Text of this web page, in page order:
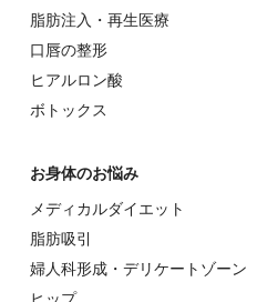
脂肪注入・再生医療
⼝唇の整形
ヒアルロン酸
ボトックス
お⾝体のお悩み
メディカルダイエット
脂肪吸引
婦⼈科形成・デリケートゾーン
ヒップ